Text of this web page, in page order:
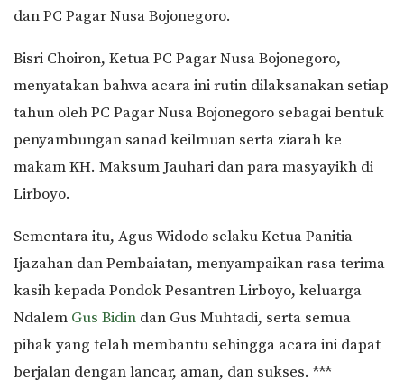
dan PC Pagar Nusa Bojonegoro.
Bisri Choiron, Ketua PC Pagar Nusa Bojonegoro,
menyatakan bahwa acara ini rutin dilaksanakan setiap
tahun oleh PC Pagar Nusa Bojonegoro sebagai bentuk
penyambungan sanad keilmuan serta ziarah ke
makam KH. Maksum Jauhari dan para masyayikh di
Lirboyo.
Sementara itu, Agus Widodo selaku Ketua Panitia
Ijazahan dan Pembaiatan, menyampaikan rasa terima
kasih kepada Pondok Pesantren Lirboyo, keluarga
Ndalem Gus Bidin dan Gus Muhtadi, serta semua
pihak yang telah membantu sehingga acara ini dapat
berjalan dengan lancar, aman, dan sukses. ***